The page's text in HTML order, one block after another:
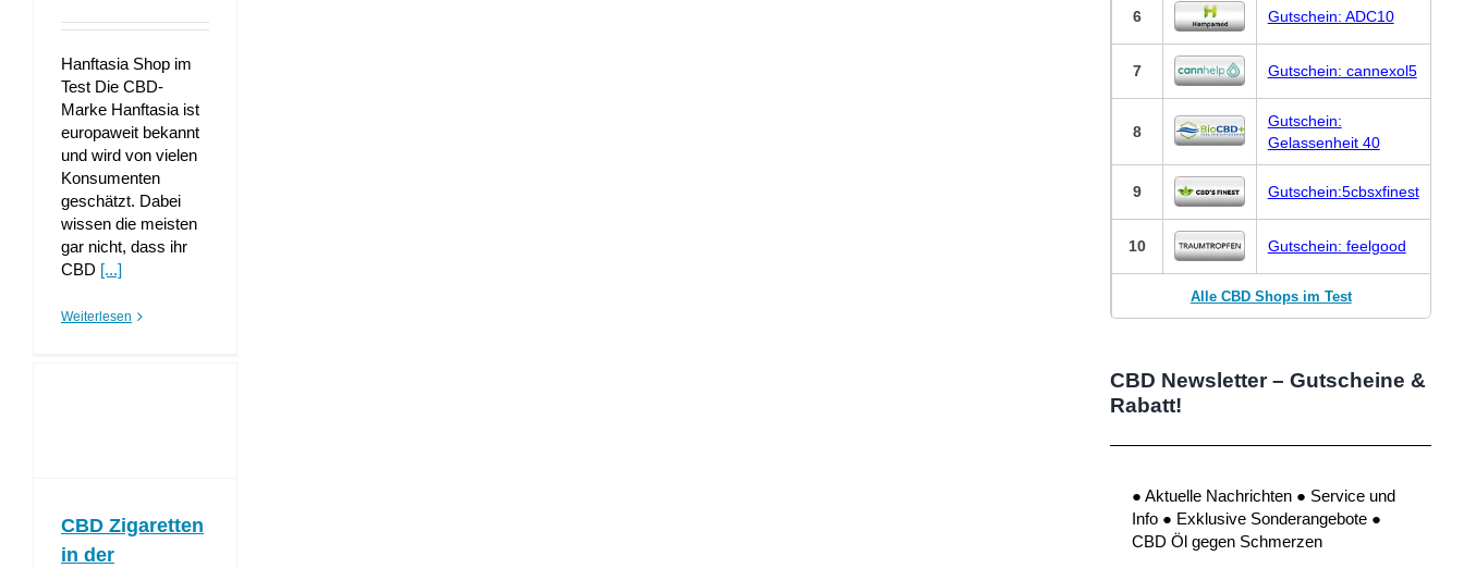
Hanftasia Shop im
Test Die CBD-
Marke Hanftasia ist
europaweit bekannt
und wird von vielen
Konsumenten
geschätzt. Dabei
wissen die meisten
gar nicht, dass ihr
CBD [...]
Weiterlesen
CBD Zigaretten
in der
6 Gutschein: ADC10
7 Gutschein: cannexol5
8
Gutschein:
Gelassenheit 40
9 Gutschein:5cbsxfinest
10 Gutschein: feelgood
Alle CBD Shops im Test
CBD Newsletter – Gutscheine &
Rabatt!
● Aktuelle Nachrichten ● Service und
Info ● Exklusive Sonderangebote ●
CBD Öl gegen Schmerzen